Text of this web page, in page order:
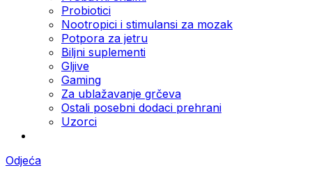
Probiotici
Nootropici i stimulansi za mozak
Potpora za jetru
Biljni suplementi
Gljive
Gaming
Za ublažavanje grčeva
Ostali posebni dodaci prehrani
Uzorci
Odjeća